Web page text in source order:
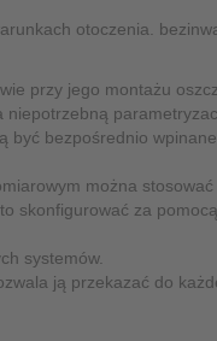
otoczenia.
przy jego montażu
bezpośrednio
można
skonfigurować za
systemów.
ją przekazać do